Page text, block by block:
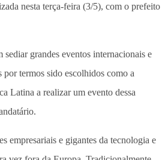
nesta terça-feira (3/5), com o prefeito
grandes eventos internacionais e
por termos sido escolhidos como a
Latina a realizar um evento dessa
empresariais e gigantes da tecnologia e